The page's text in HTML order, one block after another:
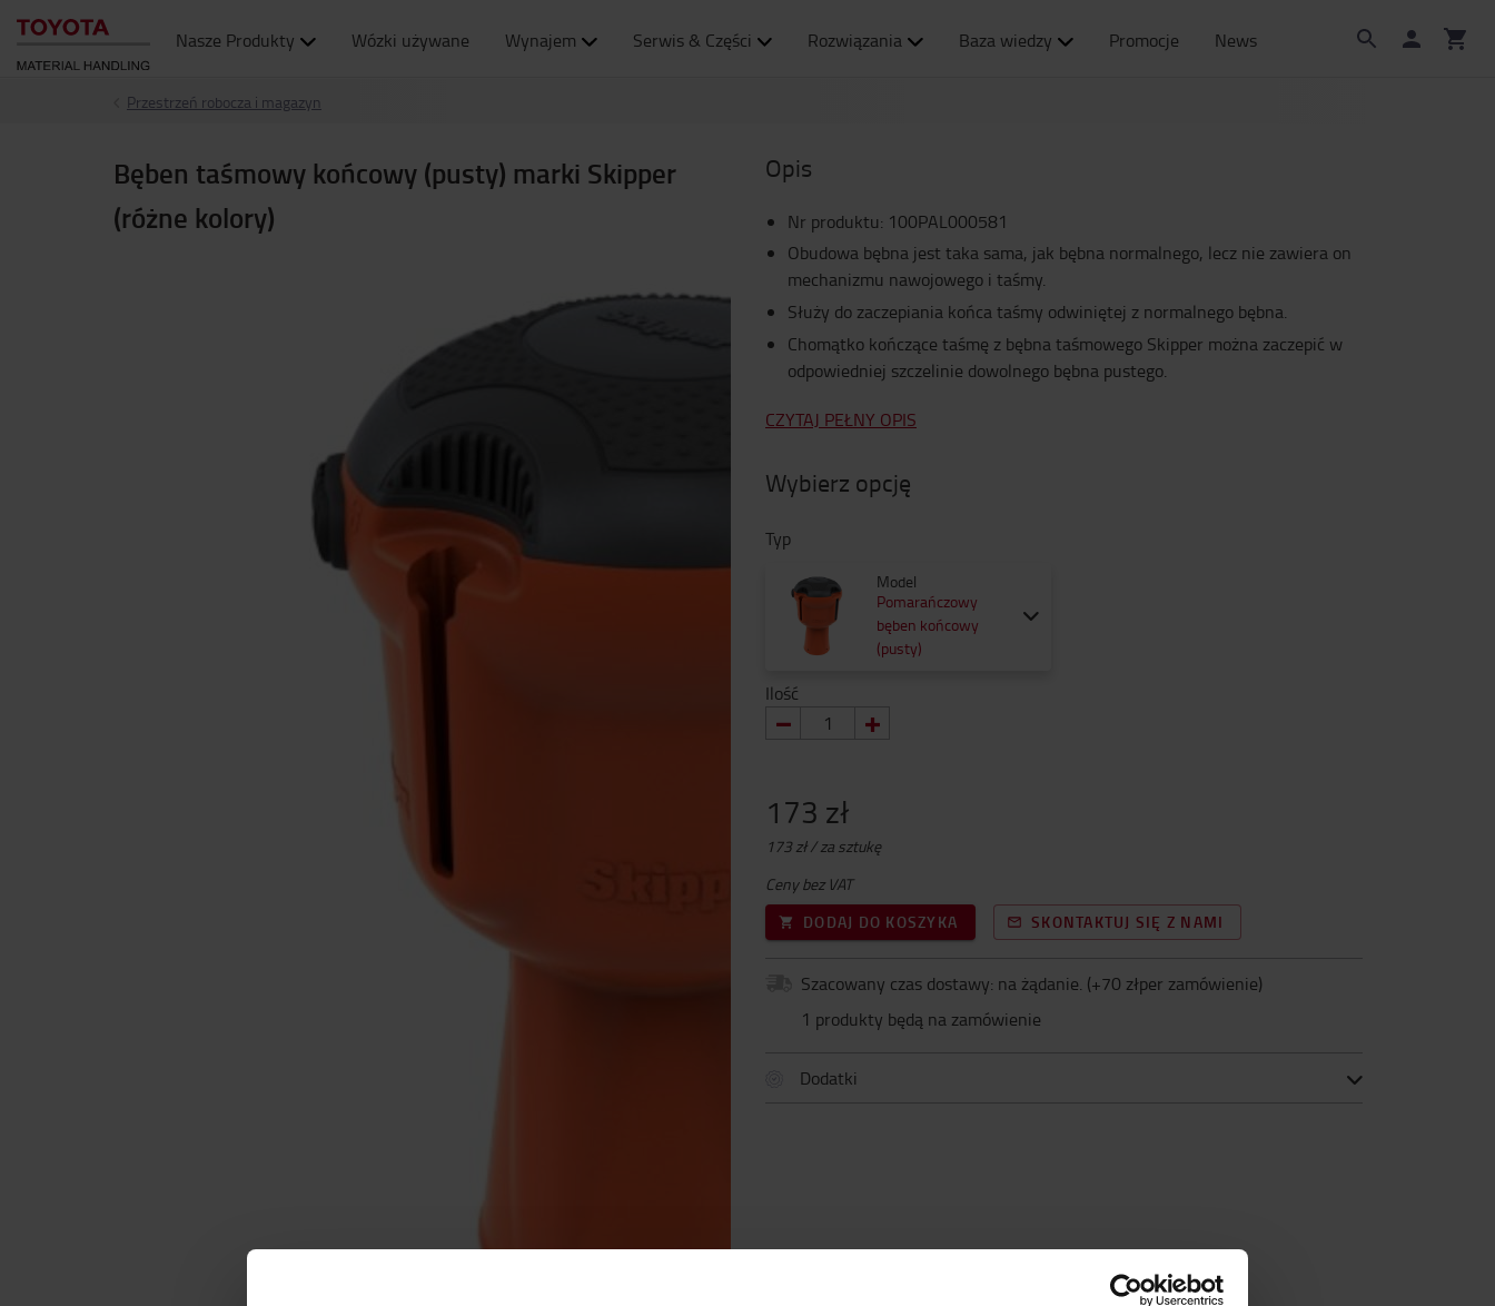
Nasze Produkty Wózki używane Wynajem Serwis & Części Rozwiązania Baza wiedzy Promocje News
Przestrzeń robocza i magazyn
Bęben taśmowy końcowy (pusty) marki Skipper
(różne kolory)
Opis
Nr produktu: 100PAL000581
Obudowa bębna jest taka sama, jak bębna normalnego, lecz nie zawiera on
mechanizmu nawojowego i taśmy.
Służy do zaczepiania końca taśmy odwiniętej z normalnego bębna.
Chomątko kończące taśmę z bębna taśmowego Skipper można zaczepić w
odpowiedniej szczelinie dowolnego bębna pustego.
CZYTAJ PEŁNY OPIS
Wybierz opcję
Typ
Model
Pomarańczowy
bęben końcowy
(pusty)
Ilość
173 zł
173 zł / za sztukę
Ceny bez VAT
DODAJ DO KOSZYKA
SKONTAKTUJ SIĘ Z NAMI
Szacowany czas dostawy: na żądanie. (+70 złper zamówienie)
1 produkty będą na zamówienie
Dodatki